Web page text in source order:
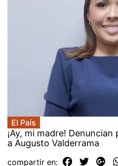
El País
¡Ay, mi madre!
a Augusto Valderrama
compartir en: